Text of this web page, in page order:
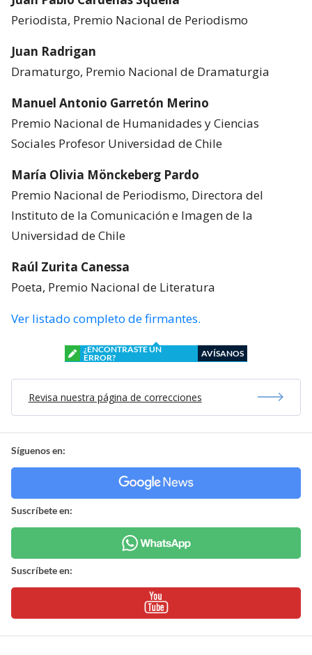
Periodista, Premio Nacional de Periodismo
Juan Radrigan
Dramaturgo, Premio Nacional de Dramaturgia
Manuel Antonio Garretón Merino
Premio Nacional de Humanidades y Ciencias
Sociales Profesor Universidad de Chile
María Olivia Mönckeberg Pardo
Premio Nacional de Periodismo, Directora del
Instituto de la Comunicación e Imagen de la
Universidad de Chile
Raúl Zurita Canessa
Poeta, Premio Nacional de Literatura
Ver listado completo de firmantes.
¿ENCONTRASTE UN
ERROR?
AVÍSANOS
Revisa nuestra página de correcciones
Síguenos en:
Suscríbete en:
Suscríbete en: